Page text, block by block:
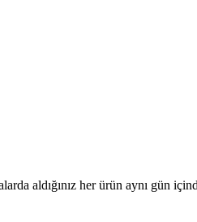
aldığınız her ürün aynı